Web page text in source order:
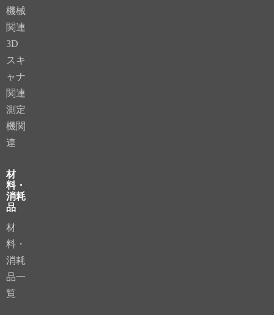
機械
関連
3D
スキ
ャナ
関連
測定
機関
連
材
料・
消耗
品
材
料・
消耗
品一
覧